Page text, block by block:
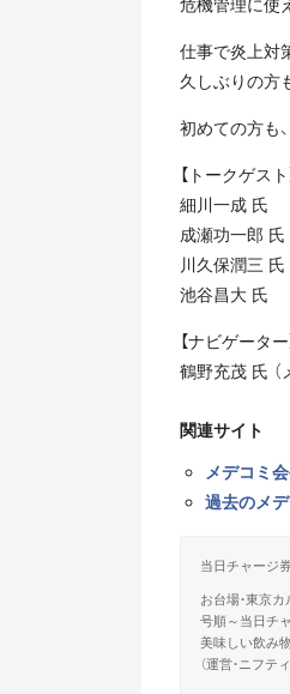
仕事で炎上対
久しぶりの方
初めての方も
【トークゲスト
細川一成 氏
成瀬功一郎 氏
川久保潤三 氏
池谷昌大 氏
【ナビゲーター
鶴野充茂 氏 （
関連サイト
メデコミ
過去のメ
当日チャージ
お台場・東京
号順～当日チ
美味しい飲み
（運営・ニフテ